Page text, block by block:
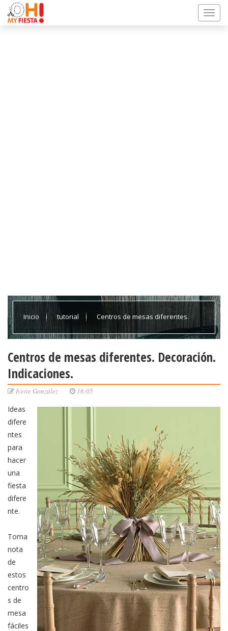
Inicio tutorial Centros de mesas diferentes.
Centros de mesas diferentes. Decoración.
Indicaciones.
Ivette González 16:05
Ideas
difere
ntes
para
hacer
una
fiesta
difere
nte.
Toma
nota
de
estos
centro
s de
mesa
fáciles